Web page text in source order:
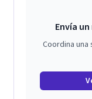
Envía
Coordina